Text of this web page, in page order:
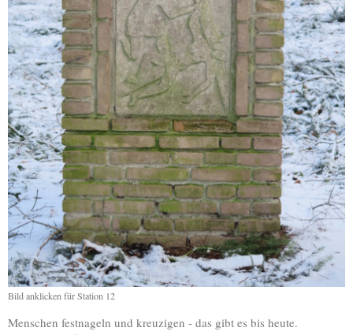
Bild anklicken für Station 12
Menschen festnageln und kreuzigen - das gibt es bis heute.